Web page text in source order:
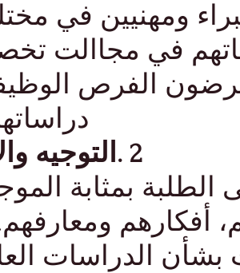
ومهنيين في
في مجاالت
الفرص
2 .التوجيه والارشاد:
الطلبة بمثابة
أفكارهم
بشأن الدراسات